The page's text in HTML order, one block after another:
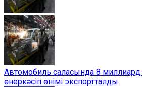
Автомобиль саласында 8
өнеркәсіп өнімі экспортталды